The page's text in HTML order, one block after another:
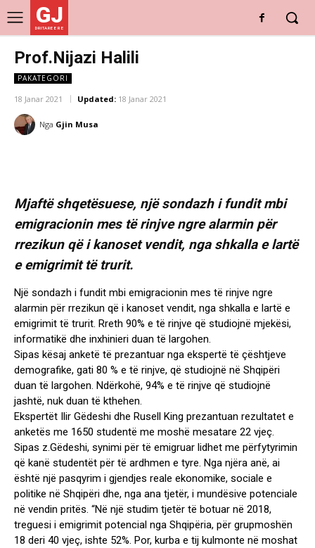
GJ
DRITARE E RE
Prof.Nijazi Halili
PAKATEGORI
18 Janar 2021 Updated: 18 Janar 2021
Nga Gjin Musa
Mjaftë shqetësuese, një sondazh i fundit mbi
emigracionin mes të rinjve ngre alarmin për
rrezikun që i kanoset vendit, nga shkalla e lartë
e emigrimit të trurit.
Një sondazh i fundit mbi emigracionin mes të rinjve ngre
alarmin për rrezikun që i kanoset vendit, nga shkalla e lartë e
emigrimit të trurit. Rreth 90% e të rinjve që studiojnë mjekësi,
informatikë dhe inxhinieri duan të largohen.
Sipas kësaj anketë të prezantuar nga ekspertë të çështjeve
demografike, gati 80 % e të rinjve, që studiojnë në Shqipëri
duan të largohen. Ndërkohë, 94% e të rinjve që studiojnë
jashtë, nuk duan të kthehen.
Ekspertët Ilir Gëdeshi dhe Rusell King prezantuan rezultatet e
anketës me 1650 studentë me moshë mesatare 22 vjeç.
Sipas z.Gëdeshi, synimi për të emigruar lidhet me përfytyrimin
që kanë studentët për të ardhmen e tyre. Nga njëra anë, ai
është një pasqyrim i gjendjes reale ekonomike, sociale e
politike në Shqipëri dhe, nga ana tjetër, i mundësive potenciale
në vendin pritës. “Në një studim tjetër të botuar në 2018,
treguesi i emigrimit potencial nga Shqipëria, për grupmoshën
18 deri 40 vjeç, ishte 52%. Por, kurba e tij kulmonte në moshat